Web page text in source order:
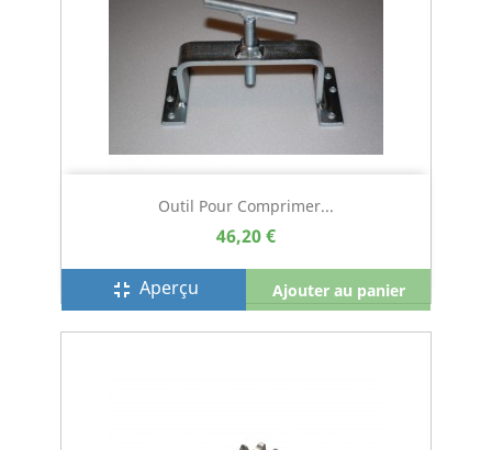
Outil Pour Comprimer...
46,20 €
fullscreen_exit Aperçu Ajouter au panier